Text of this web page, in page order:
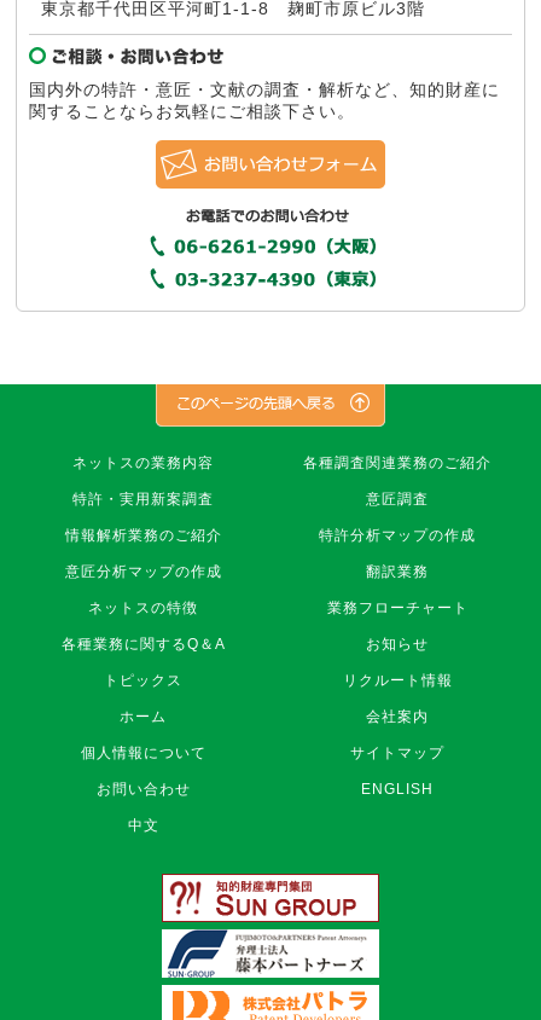
東京都千代田区平河町1-1-8
麹町市原ビル3階
国内外の特許・意匠・文献の調査・解析など、知的財産に
関することならお気軽にご相談下さい。
ネットスの業務内容 各種調査関連業務のご紹介
特許・実用新案調査 意匠調査
情報解析業務のご紹介 特許分析マップの作成
意匠分析マップの作成 翻訳業務
ネットスの特徴 業務フローチャート
各種業務に関するQ＆A お知らせ
トピックス リクルート情報
ホーム 会社案内
個人情報について サイトマップ
お問い合わせ ENGLISH
中文